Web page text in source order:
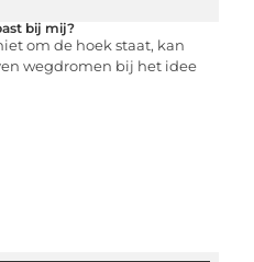
bij mij?
om de hoek staat, kan
wegdromen bij het idee